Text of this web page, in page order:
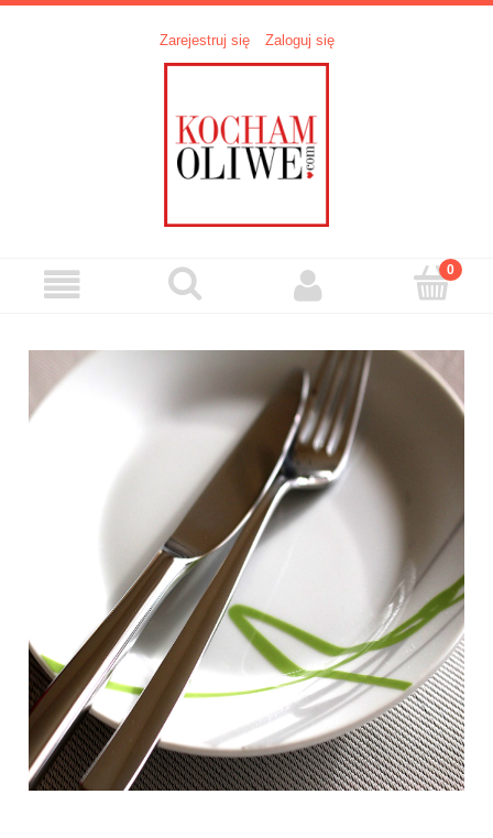
Zarejestruj się Zaloguj się